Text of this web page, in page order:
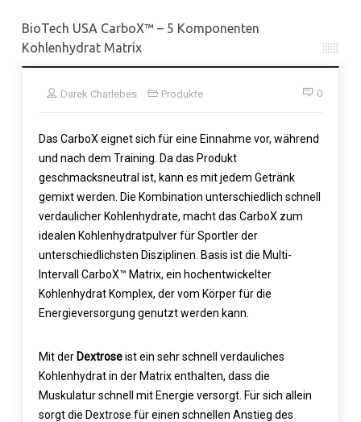
BioTech USA CarboX™ – 5 Komponenten
Kohlenhydrat Matrix
Darek Charlebes Produkte 0
Das CarboX eignet sich für eine Einnahme vor, während
und nach dem Training. Da das Produkt
geschmacksneutral ist, kann es mit jedem Getränk
gemixt werden. Die Kombination unterschiedlich schnell
verdaulicher Kohlenhydrate, macht das CarboX zum
idealen Kohlenhydratpulver für Sportler der
unterschiedlichsten Disziplinen. Basis ist die Multi-
Intervall CarboX™ Matrix, ein hochentwickelter
Kohlenhydrat Komplex, der vom Körper für die
Energieversorgung genutzt werden kann.
Mit der Dextroseist ein sehr schnell verdauliches
Kohlenhydrat in der Matrix enthalten, dass die
Muskulatur schnell mit Energie versorgt. Für sich allein
sorgt die Dextrose für einen schnellen Anstieg des